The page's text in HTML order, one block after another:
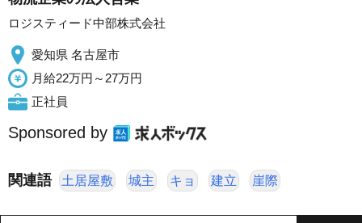
ロジスティード中部株式会社
愛知県 名古屋市
月給22万円～27万円
正社員
Sponsored by
関連語 土居屋敷 城主 キョ 建立 崖際